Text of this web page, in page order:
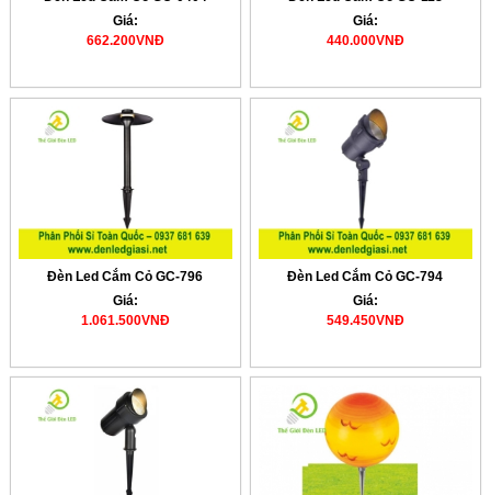
Giá:
662.200VNĐ
Giá:
440.000VNĐ
Đèn Led Cắm Cỏ GC-796
Giá:
1.061.500VNĐ
Đèn Led Cắm Cỏ GC-794
Giá:
549.450VNĐ